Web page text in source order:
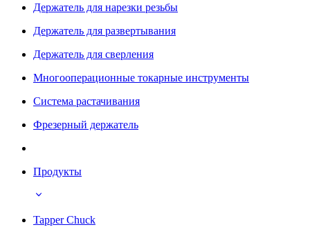
Держатель для нарезки резьбы
Держатель для развертывания
Держатель для сверления
Многооперационные токарные инструменты
Система растачивания
Фрезерный держатель
Продукты
Tapper Chuck